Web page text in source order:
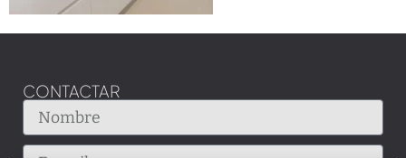
CONTACTAR